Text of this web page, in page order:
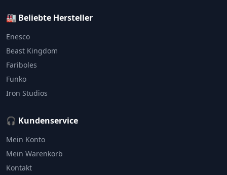
🏭 Beliebte Hersteller
Enesco
Beast Kingdom
Fariboles
Funko
Iron Studios
🎧 Kundenservice
Mein Konto
Mein Warenkorb
Kontakt